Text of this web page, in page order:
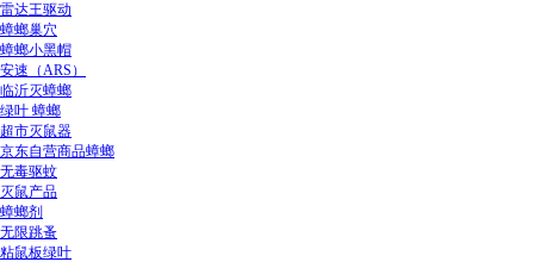
雷达王驱动
蟑螂巢穴
蟑螂小黑帽
安速（ARS）
临沂灭蟑螂
绿叶 蟑螂
超市灭鼠器
京东自营商品蟑螂
无毒驱蚊
灭鼠产品
蟑螂剂
无限跳蚤
粘鼠板绿叶